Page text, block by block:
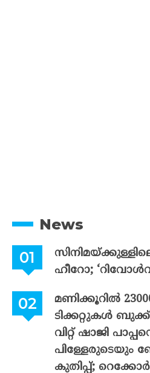
News
ഹീറോ;
മണിക്കൂറിൽ
ടിക്കറ്റുകൾ
വിറ്റ് ഷാജി
പിള്ളേരുടെയും
കുതിപ്പ്;